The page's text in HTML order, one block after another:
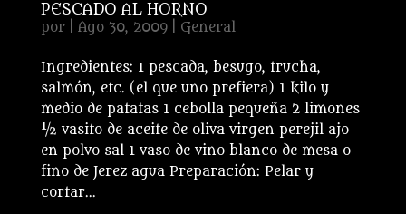
PESCADO AL HORNO
por Ago 30, 2009| General
Ingredientes: 1 pescada, besugo, trucha,
salmón, etc. (el que uno prefiera) 1 kilo y
medio de patatas 1 cebolla pequeña 2 limones
½ vasito de aceite de oliva virgen perejil ajo
en polvo sal 1 vaso de vino blanco de mesa o
fino de Jerez agua Preparación: Pelar y
cortar...